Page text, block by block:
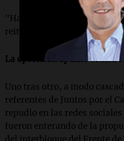
"Hay que parar ese juicio.
reiteró Mayans.
La oposición apuntó contra
Uno tras otro, a modo
referentes de Juntos por el
repudio en las redes sociales
fueron enterando de la
del interbloque del Frente de